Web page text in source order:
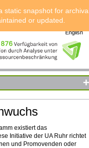
static snapshot for
or updated.
English
existiert das
Initiative der UA Ruhr richtet
und Promovenden oder